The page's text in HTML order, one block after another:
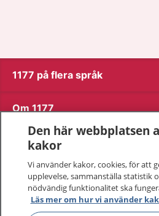
1177 på flera språk
Om 1177
Kontakt
Behandling av personuppgifter
Den här webbplatsen
kakor
Vi använder kakor, cookies, för att
upplevelse, sammanställa statistik
nödvändig funktionalitet ska
Läs mer om hur vi använder